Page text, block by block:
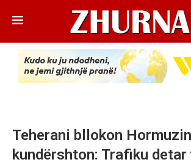
Teherani bllokon
kundërshton: Trafiku